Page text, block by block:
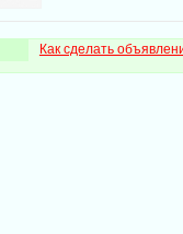
Как сделать